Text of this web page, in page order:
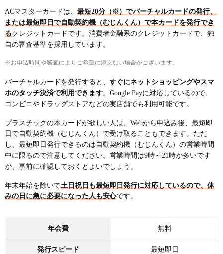
ACマスターカードは、 最短20分（※）でバーチャルカードの発行、
または最短即日で自動契約機（むじんくん）で本カードを発行でき
るクレジットカードです。消費者金融系のクレジットカードで、独
自の審査基準を採用しています。
※お申込時間や審査によりご希望に添えない場合がございます。
バーチャルカードを発行すると、 すぐにネットショッピングやスマ
ホのタッチ決済で利用できます。Google Payに対応しているので、
コンビニやドラッグストアなどの実店舗でも利用可能です。
プラスチックの本カードが欲しい人は、Webから申込み後、最短即
日で自動契約機（むじんくん）で受け取ることもできます。ただ
し、最短即日発行できるのは自動契約機（むじんくん）の営業時間
中に限るので注意してください。営業時間は9時～21時が多いです
が、事前に確認しておくとよいでしょう。
年末年始を除いて土日祝日も最短即日発行に対応しているので、休
みの日に急に必要になった人も安心です。
年会費 無料
発行スピード 最短即日